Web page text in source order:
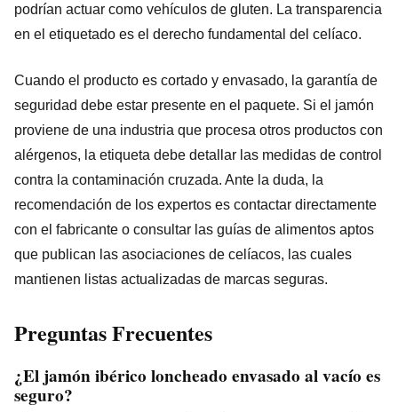
podrían actuar como vehículos de gluten. La transparencia
en el etiquetado es el derecho fundamental del celíaco.
Cuando el producto es cortado y envasado, la garantía de
seguridad debe estar presente en el paquete. Si el jamón
proviene de una industria que procesa otros productos con
alérgenos, la etiqueta debe detallar las medidas de control
contra la contaminación cruzada. Ante la duda, la
recomendación de los expertos es contactar directamente
con el fabricante o consultar las guías de alimentos aptos
que publican las asociaciones de celíacos, las cuales
mantienen listas actualizadas de marcas seguras.
Preguntas Frecuentes
¿El jamón ibérico loncheado envasado al vacío es
seguro?